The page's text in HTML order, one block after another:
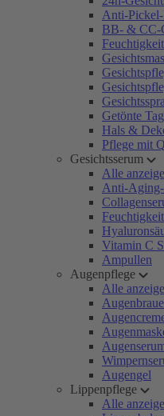
Anti-
BB- & CC-
Getönte
Hals &
Pflege mit
Gesichtsserum
Alle
Anti-Aging-
Vitamin C
Ampullen
Augenpflege
Alle
Augengel
Lippenpflege
Alle